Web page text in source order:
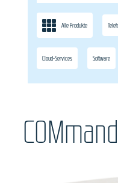
Alle Produkte
Cloud-Services Software